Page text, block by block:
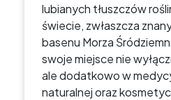
lubianych tłuszczów
świecie, zwłaszcza
basenu Morza
swoje miejsce nie
ale dodatkowo w
naturalnej oraz